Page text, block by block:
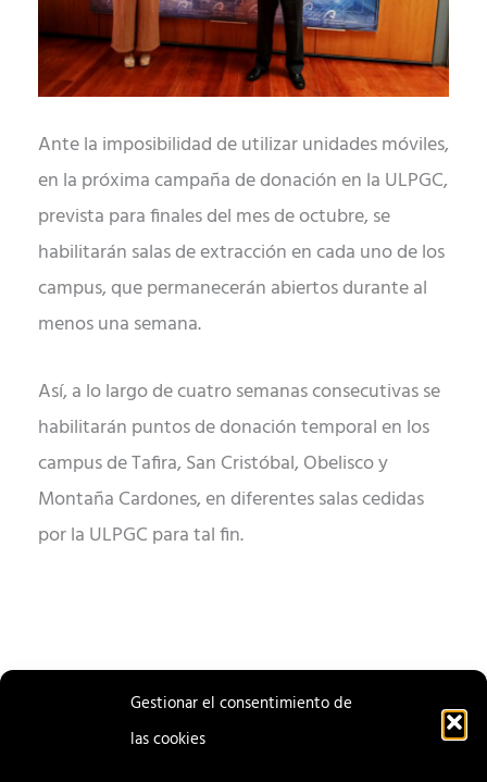
Gestionar el consentimiento de
las cookies
Ante la imposibilidad de utilizar unidades móviles,
en la próxima campaña de donación en la ULPGC,
prevista para finales del mes de octubre, se
habilitarán salas de extracción en cada uno de los
campus, que permanecerán abiertos durante al
menos una semana.
Así, a lo largo de cuatro semanas consecutivas se
habilitarán puntos de donación temporal en los
campus de Tafira, San Cristóbal, Obelisco y
Montaña Cardones, en diferentes salas cedidas
por la ULPGC para tal fin.
ENTRADA